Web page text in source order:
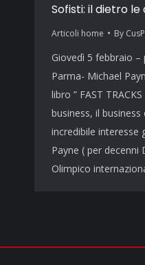
Sofisti: il dietro
Articoli home By
Giovedì 5 febbraio –
Parma- Michael
libro ” FAST
business, il
incredibile interesse
Payne ( per
Olimpico